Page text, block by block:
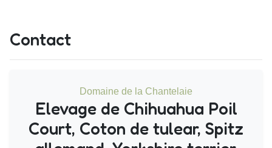
Contact
Domaine de la Chantelaie
Elevage de Chihuahua Poil
Court, Coton de tulear, Spitz